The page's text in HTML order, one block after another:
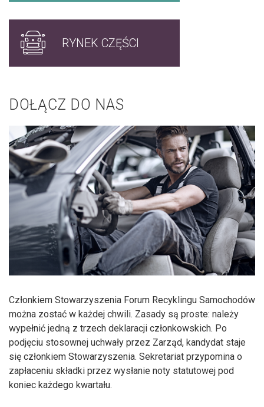
RYNEK CZĘŚCI
DOŁĄCZ DO NAS
Członkiem Stowarzyszenia Forum Recyklingu Samochodów
można zostać w każdej chwili. Zasady są proste: należy
wypełnić jedną z trzech deklaracji członkowskich. Po
podjęciu stosownej uchwały przez Zarząd, kandydat staje
się członkiem Stowarzyszenia. Sekretariat przypomina o
zapłaceniu składki przez wysłanie noty statutowej pod
koniec każdego kwartału.